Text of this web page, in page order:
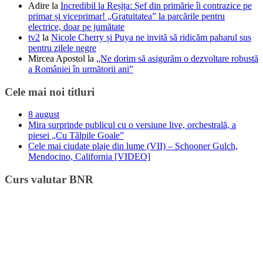
Adire la Incredibil la Reșița: Șef din primărie îi contrazice pe
primar și viceprimar! „Gratuitatea” la parcările pentru
electrice, doar pe jumătate
tv2 la Nicole Cherry și Puya ne invită să ridicăm paharul sus
pentru zilele negre
Mircea Apostol la „Ne dorim să asigurăm o dezvoltare robustă
a României în următorii ani”
Cele mai noi titluri
8 august
Mira surprinde publicul cu o versiune live, orchestrală, a
piesei „Cu Tălpile Goale”
Cele mai ciudate plaje din lume (VII) – Schooner Gulch,
Mendocino, California [VIDEO]
Curs valutar BNR